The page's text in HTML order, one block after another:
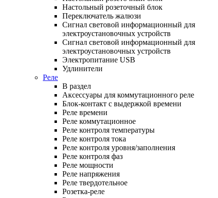
Настольный розеточный блок
Переключатель жалюзи
Сигнал световой информационный для
электроустановочных устройств
Сигнал световой информационный для
электроустановочных устройств
Электропитание USB
Удлинители
Реле
В раздел
Аксессуары для коммутационного реле
Блок-контакт с выдержкой времени
Реле времени
Реле коммутационное
Реле контроля температуры
Реле контроля тока
Реле контроля уровня/заполнения
Реле контроля фаз
Реле мощности
Реле напряжения
Реле твердотельное
Розетка-реле